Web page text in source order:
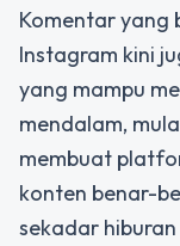
Komentar yang
Instagram kini
yang mampu
mendalam,
membuat
konten benar-
sekadar